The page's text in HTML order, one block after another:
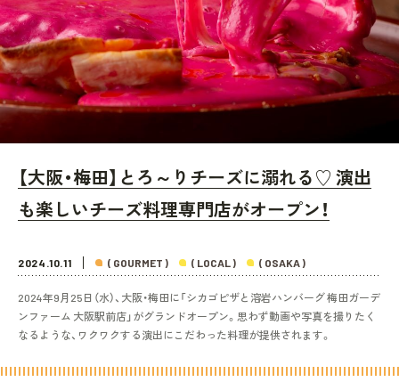
【大阪・梅田】とろ～りチーズに溺れる♡ 演出
も楽しいチーズ料理専門店がオープン！
2024.10.11 ( GOURMET ) ( LOCAL ) ( OSAKA )
2024年9月25日（水）、大阪・梅田に「シカゴピザと溶岩ハンバーグ 梅田ガーデ
ンファーム 大阪駅前店」がグランドオープン。思わず動画や写真を撮りたく
なるような、ワクワクする演出にこだわった料理が提供されます。